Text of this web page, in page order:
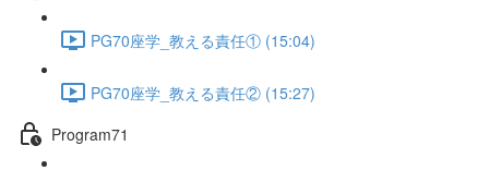
PG70座学_教える責任① (15:04)
PG70座学_教える責任② (15:27)
Program71